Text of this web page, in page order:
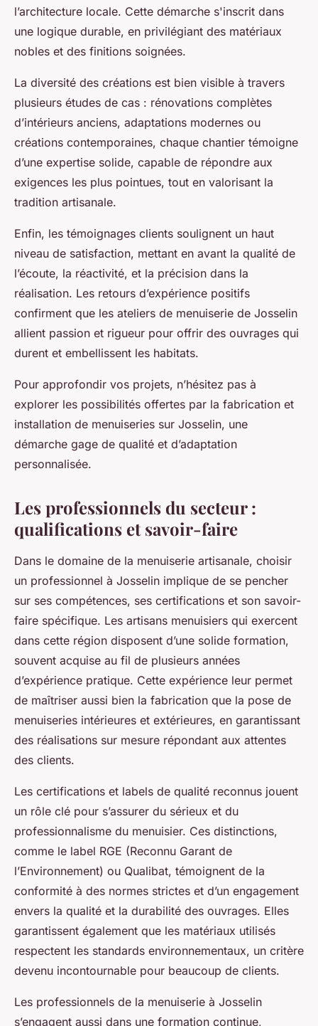
l’architecture locale. Cette démarche s'inscrit dans
une logique durable, en privilégiant des matériaux
nobles et des finitions soignées.
La diversité des créations est bien visible à travers
plusieurs études de cas : rénovations complètes
d’intérieurs anciens, adaptations modernes ou
créations contemporaines, chaque chantier témoigne
d’une expertise solide, capable de répondre aux
exigences les plus pointues, tout en valorisant la
tradition artisanale.
Enfin, les témoignages clients soulignent un haut
niveau de satisfaction, mettant en avant la qualité de
l’écoute, la réactivité, et la précision dans la
réalisation. Les retours d’expérience positifs
confirment que les ateliers de menuiserie de Josselin
allient passion et rigueur pour offrir des ouvrages qui
durent et embellissent les habitats.
Pour approfondir vos projets, n’hésitez pas à
explorer les possibilités offertes par la fabrication et
installation de menuiseries sur Josselin, une
démarche gage de qualité et d’adaptation
personnalisée.
Les professionnels du secteur :
qualifications et savoir-faire
Dans le domaine de la menuiserie artisanale, choisir
un professionnel à Josselin implique de se pencher
sur ses compétences, ses certifications et son savoir-
faire spécifique. Les artisans menuisiers qui exercent
dans cette région disposent d’une solide formation,
souvent acquise au fil de plusieurs années
d’expérience pratique. Cette expérience leur permet
de maîtriser aussi bien la fabrication que la pose de
menuiseries intérieures et extérieures, en garantissant
des réalisations sur mesure répondant aux attentes
des clients.
Les certifications et labels de qualité reconnus jouent
un rôle clé pour s’assurer du sérieux et du
professionnalisme du menuisier. Ces distinctions,
comme le label RGE (Reconnu Garant de
l’Environnement) ou Qualibat, témoignent de la
conformité à des normes strictes et d’un engagement
envers la qualité et la durabilité des ouvrages. Elles
garantissent également que les matériaux utilisés
respectent les standards environnementaux, un critère
devenu incontournable pour beaucoup de clients.
Les professionnels de la menuiserie à Josselin
s’engagent aussi dans une formation continue,